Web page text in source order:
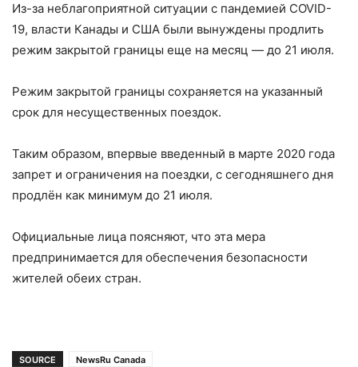
Из-за неблагоприятной ситуации с пандемией COVID-
19, власти Канады и США были вынуждены продлить
режим закрытой границы еще на месяц — до 21 июля.
Режим закрытой границы сохраняется на указанный
срок для несущественных поездок.
Таким образом, впервые введенный в марте 2020 года
запрет и ограничения на поездки, с сегодняшнего дня
продлён как минимум до 21 июля.
Официальные лица поясняют, что эта мера
предпринимается для обеспечения безопасности
жителей обеих стран.
SOURCE NewsRu Canada